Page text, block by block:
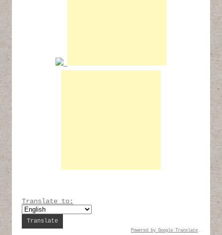
Translate to:
Powered by Google Translate .